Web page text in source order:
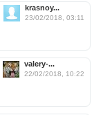
krasnoy...
23/02/2018, 03:11
valery-...
22/02/2018, 10:22